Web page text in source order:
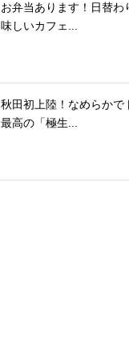
お弁当あります！日替わ
味しいカフェ...
秋田初上陸！なめらかで
最高の「極生...